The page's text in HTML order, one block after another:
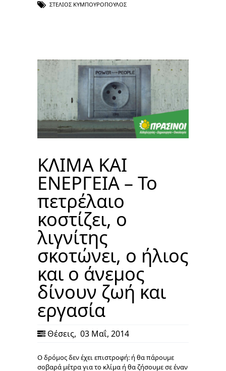
ΣΤΈΛΙΟΣ ΚΥΜΠΟΥΡΌΠΟΥΛΟΣ
ΚΛΙΜΑ ΚΑΙ
ΕΝΕΡΓΕΙΑ – Το
πετρέλαιο
κοστίζει, ο
λιγνίτης
σκοτώνει, ο ήλιος
και ο άνεμος
δίνουν ζωή και
εργασία
Θέσεις, 03 Μαΐ, 2014
Ο δρόμος δεν έχει επιστροφή: ή θα πάρουμε
σοβαρά μέτρα για το κλίμα ή θα ζήσουμε σε έναν